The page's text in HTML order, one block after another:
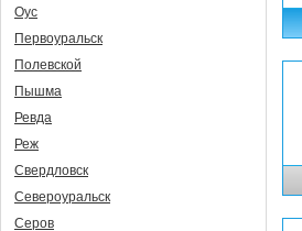
Оус
Первоуральск
Полевской
Пышма
Ревда
Реж
Свердловск
Североуральск
Серов